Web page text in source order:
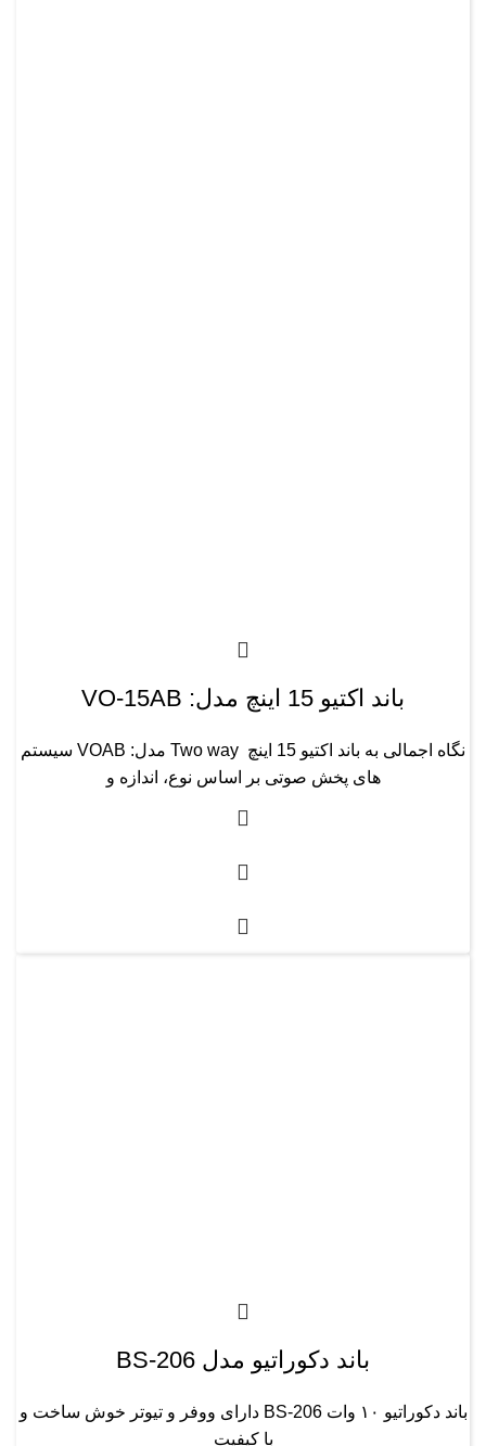
باند اکتیو 15 اینچ مدل: VO-15AB
نگاه اجمالی به باند اکتیو 15 اینچ Two way مدل: VOAB سیستم
های پخش صوتی بر اساس نوع، اندازه و
باند دکوراتیو مدل BS-206
باند دکوراتیو ۱۰ وات BS-206 دارای ووفر و تیوتر خوش ساخت و
با کیفیت